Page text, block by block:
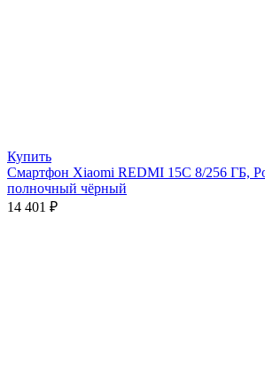
Купить
Смартфон Xiaomi REDMI 15C 8/256 ГБ,
полночный чёрный
14 401 ₽